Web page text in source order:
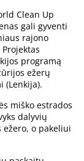
Clean Up
gali gyventi
rajono
programą
ežerų
(Lenkija).
miško estrados
dalyvių
ežero, o pakeliui